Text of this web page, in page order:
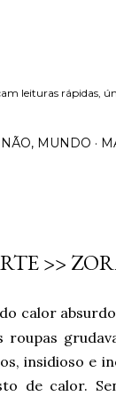
leituras rápidas,
MUNDO
>>
calor
roupas
insidioso e
de calor.